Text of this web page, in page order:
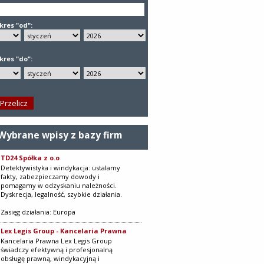
"od":
"do":
wpisy z bazy firm
TD24 Spółka z o.o
Detektywistyka i windykacja: ustalamy
fakty, zabezpieczamy dowody i
pomagamy w odzyskaniu należności.
Dyskrecja, legalność, szybkie działania.
Zasięg działania: Europa
Lex Legis Group - Kancelaria Prawna
Kancelaria Prawna Lex Legis Group
świadczy efektywną i profesjonalną
obsługę prawną, windykacyjną i